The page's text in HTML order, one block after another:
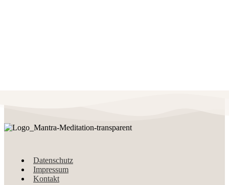
Datenschutz
Impressum
Kontakt